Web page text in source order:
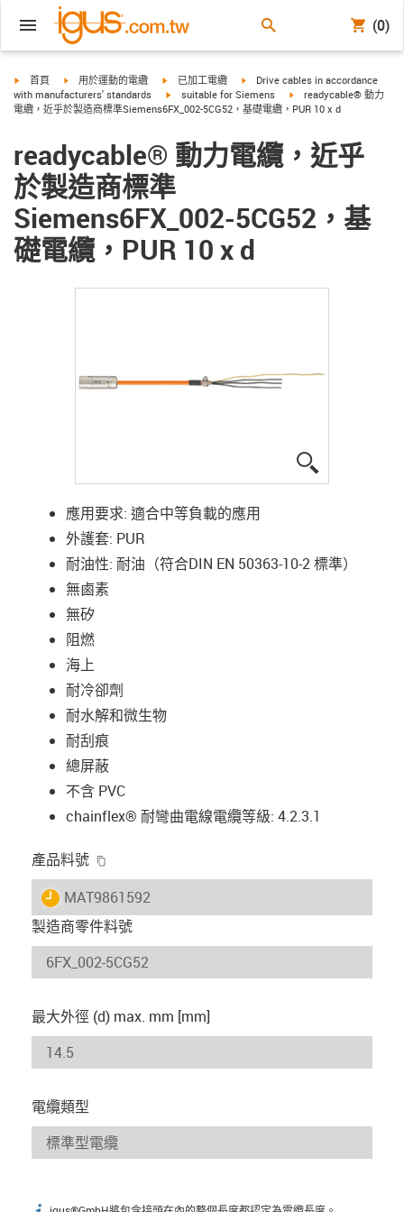
(0)
igus-icon-arrow-right
首頁 igus-icon-arrow-right
用於運動的電纜 igus-icon-arrow-right
已加工電纜 igus-icon-arrow-right
Drive cables in accordance
with manufacturers' standards
igus-icon-arrow-right
suitable for Siemens igus-icon-arrow-right
readycable® 動力
電纜，近乎於製造商標準Siemens6FX_002-5CG52，基礎電纜，PUR 10 x d
readycable® 動力電纜，近乎
於製造商標準
Siemens6FX_002-5CG52，基
礎電纜，PUR 10 x d
應用要求: 適合中等負載的應用
外護套: PUR
耐油性: 耐油（符合DIN EN 50363-10-2 標準）
無鹵素
無矽
阻燃
海上
耐冷卻劑
耐水解和微生物
耐刮痕
總屏蔽
不含 PVC
chainflex® 耐彎曲電線電纜等級: 4.2.3.1
產品料號
igus-icon-lieferzeit
MAT9861592
製造商零件料號
最大外徑 (d) max. mm [mm]
電纜類型